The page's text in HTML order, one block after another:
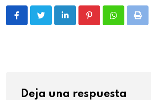
LinkedIn PinterestWhatsappPrint
Deja una respuesta